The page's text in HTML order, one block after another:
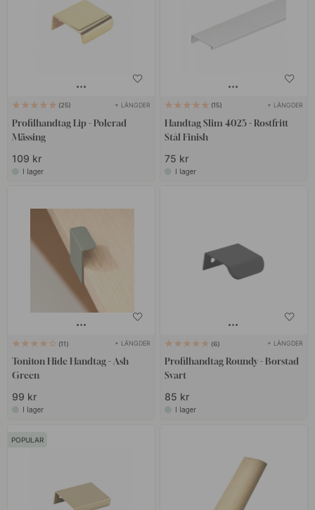
25 + LÄNGDER
Profilhandtag Lip - Polerad
Mässing
109 kr
I lager
15 + LÄNGDER
Handtag Slim 4025 - Rostfritt
Stål Finish
75 kr
I lager
11 + LÄNGDER
Toniton Hide Handtag - Ash
Green
99 kr
I lager
6 + LÄNGDER
Profilhandtag Roundy - Borstad
Svart
85 kr
I lager
POPULAR